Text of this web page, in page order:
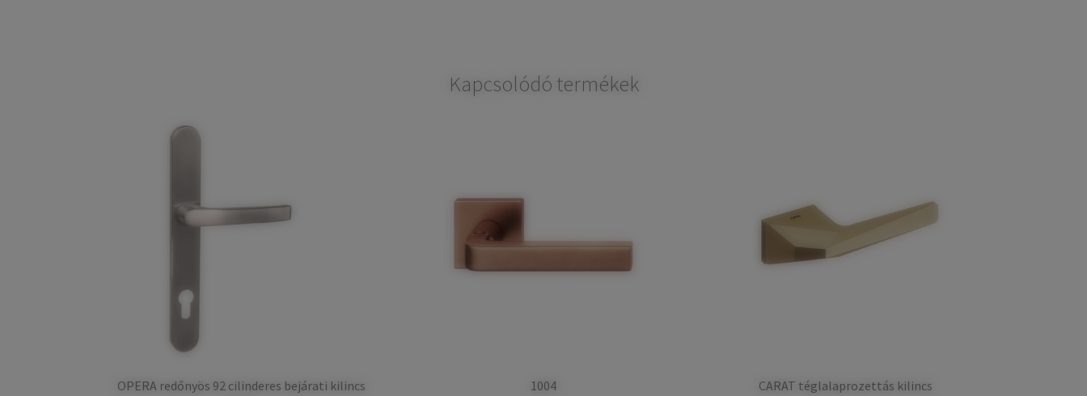
Kapcsolódó termékek
OPERA redőnyös 92 cilinderes bejárati kilincs
1004 CARAT téglalaprozettás kilincs